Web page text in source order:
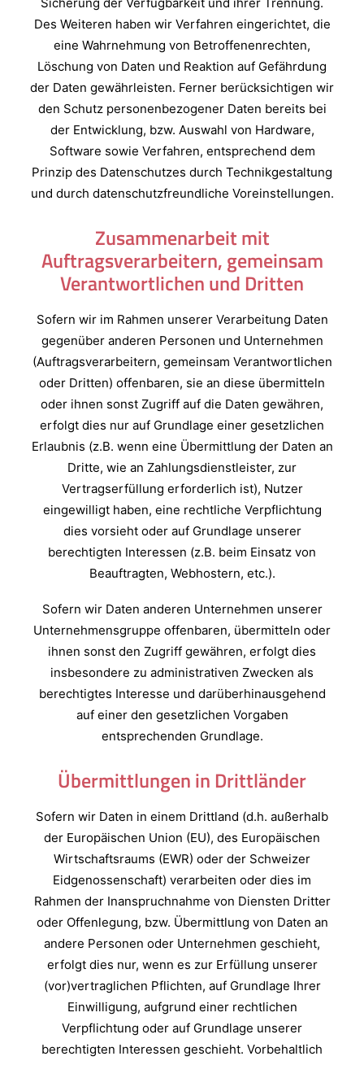
Des Weiteren haben wir Verfahren eingerichtet, die
eine Wahrnehmung von Betroffenenrechten,
Löschung von Daten und Reaktion auf Gefährdung
der Daten gewährleisten. Ferner berücksichtigen wir
den Schutz personenbezogener Daten bereits bei
der Entwicklung, bzw. Auswahl von Hardware,
Software sowie Verfahren, entsprechend dem
Prinzip des Datenschutzes durch Technikgestaltung
und durch datenschutzfreundliche Voreinstellungen.
Zusammenarbeit mit
Auftragsverarbeitern, gemeinsam
Verantwortlichen und Dritten
Sofern wir im Rahmen unserer Verarbeitung Daten
gegenüber anderen Personen und Unternehmen
(Auftragsverarbeitern, gemeinsam Verantwortlichen
oder Dritten) offenbaren, sie an diese übermitteln
oder ihnen sonst Zugriff auf die Daten gewähren,
erfolgt dies nur auf Grundlage einer gesetzlichen
Erlaubnis (z.B. wenn eine Übermittlung der Daten an
Dritte, wie an Zahlungsdienstleister, zur
Vertragserfüllung erforderlich ist), Nutzer
eingewilligt haben, eine rechtliche Verpflichtung
dies vorsieht oder auf Grundlage unserer
berechtigten Interessen (z.B. beim Einsatz von
Beauftragten, Webhostern, etc.).
Sofern wir Daten anderen Unternehmen unserer
Unternehmensgruppe offenbaren, übermitteln oder
ihnen sonst den Zugriff gewähren, erfolgt dies
insbesondere zu administrativen Zwecken als
berechtigtes Interesse und darüberhinausgehend
auf einer den gesetzlichen Vorgaben
entsprechenden Grundlage.
Übermittlungen in Drittländer
Sofern wir Daten in einem Drittland (d.h. außerhalb
der Europäischen Union (EU), des Europäischen
Wirtschaftsraums (EWR) oder der Schweizer
Eidgenossenschaft) verarbeiten oder dies im
Rahmen der Inanspruchnahme von Diensten Dritter
oder Offenlegung, bzw. Übermittlung von Daten an
andere Personen oder Unternehmen geschieht,
erfolgt dies nur, wenn es zur Erfüllung unserer
(vor)vertraglichen Pflichten, auf Grundlage Ihrer
Einwilligung, aufgrund einer rechtlichen
Verpflichtung oder auf Grundlage unserer
berechtigten Interessen geschieht. Vorbehaltlich